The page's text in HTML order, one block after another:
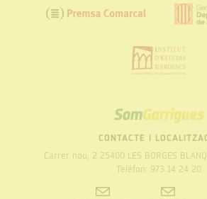
SOM
GARRIGUES
CONTACTE I
Carrer nou, 2 25400 LES BORGES
Telèfon: 973 14 24 20